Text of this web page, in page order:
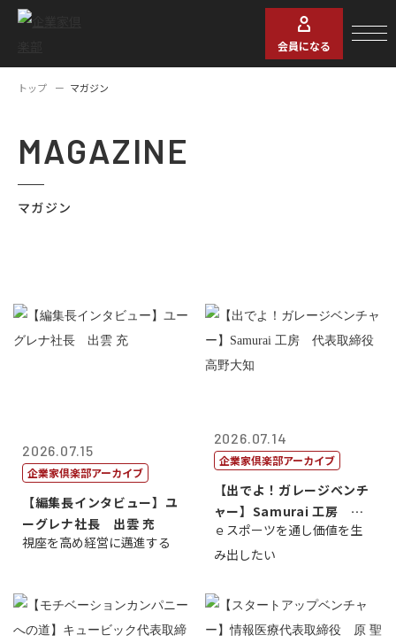
会員になる
トップ マガジン
MAGAZINE
マガジン
2026.07.15
企業家倶楽部アーカイブ
【編集長インタビュー】ユ
ーグレナ社長 出雲 充
視座を高め経営に邁進する
2026.07.14
企業家倶楽部アーカイブ
【出でよ！ガレージベンチ
ャー】Samurai 工房 代
表取締...
ｅスポーツを通し価値を生
み出したい